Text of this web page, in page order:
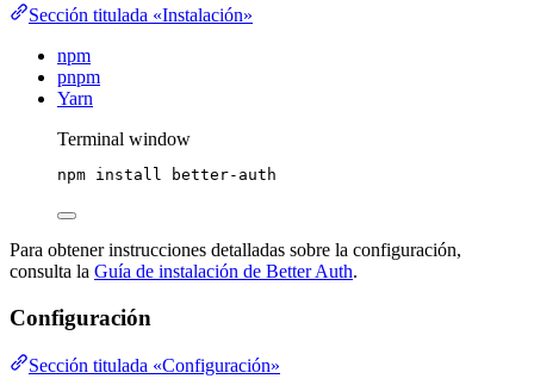
Sección titulada «Instalación»
npm
pnpm
Yarn
Terminal window
npm install better-auth
Para obtener instrucciones detalladas sobre la configuración,
consulta la Guía de instalación de Better Auth.
Configuración
Sección titulada «Configuración»